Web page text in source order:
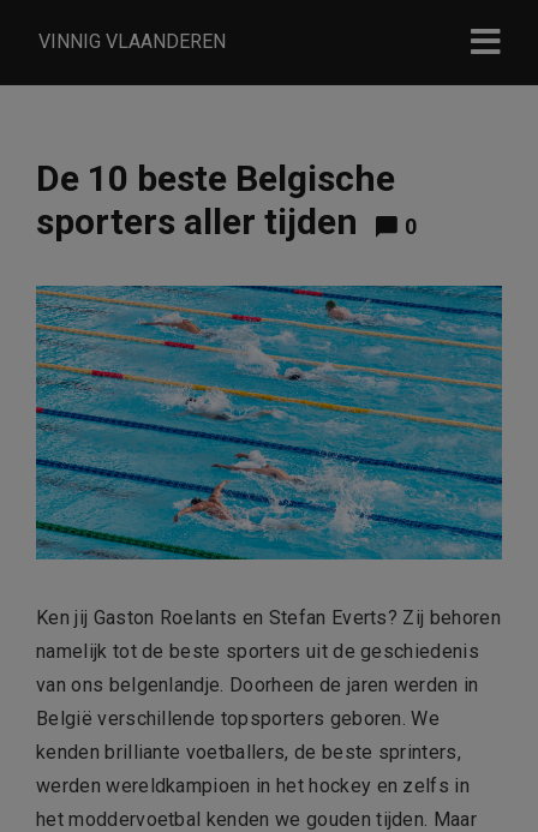
VINNIG VLAANDEREN
De 10 beste Belgische
sporters aller tijden
0
Ken jij Gaston Roelants en Stefan Everts? Zij behoren
namelijk tot de beste sporters uit de geschiedenis
van ons belgenlandje. Doorheen de jaren werden in
België verschillende topsporters geboren. We
kenden brilliante voetballers, de beste sprinters,
werden wereldkampioen in het hockey en zelfs in
het moddervoetbal kenden we gouden tijden. Maar